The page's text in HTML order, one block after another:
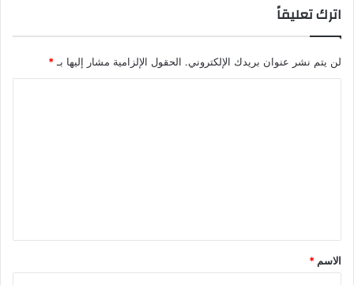
اترك تعليقاً
لن يتم نشر عنوان بريدك الإلكتروني. الحقول الإلزامية مشار إليها بـ *
*
الاسم *